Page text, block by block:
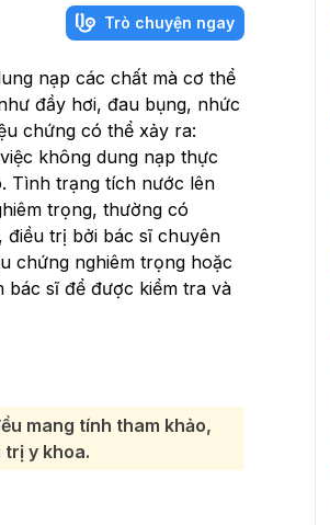
Trò chuyện ngay
nạp các chất mà cơ thể
đầy hơi, đau bụng, nhức
chứng có thể xảy ra:
không dung nạp thực
Tình trạng tích nước lên
trọng, thường có
điều trị bởi bác sĩ chuyên
chứng nghiêm trọng hoặc
bác sĩ để được kiểm tra và
mang tính tham khảo,
trị y khoa.